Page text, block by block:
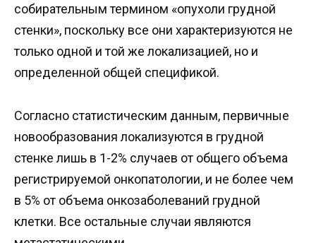
собирательным термином «опухоли грудной
стенки», поскольку все они характеризуются не
только одной и той же локализацией, но и
определенной общей спецификой.
Согласно статистическим данным, первичные
новообразования локализуются в грудной
стенке лишь в 1-2% случаев от общего объема
регистрируемой онкопатологии, и не более чем
в 5% от объема онкозаболеваний грудной
клетки. Все остальные случаи являются